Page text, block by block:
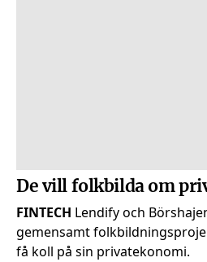
De vill folkbilda om
FINTECH Lendify och
gemensamt
få koll på sin privatekonomi.